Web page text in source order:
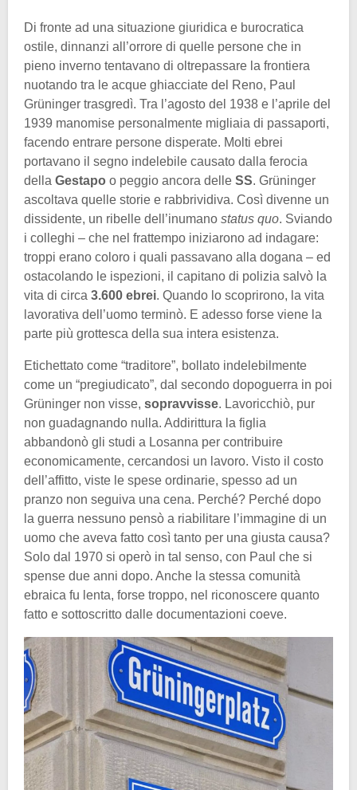
Di fronte ad una situazione giuridica e burocratica
ostile, dinnanzi all’orrore di quelle persone che in
pieno inverno tentavano di oltrepassare la frontiera
nuotando tra le acque ghiacciate del Reno, Paul
Grüninger trasgredì. Tra l’agosto del 1938 e l’aprile del
1939 manomise personalmente migliaia di passaporti,
facendo entrare persone disperate. Molti ebrei
portavano il segno indelebile causato dalla ferocia
della Gestapo o peggio ancora delle SS. Grüninger
ascoltava quelle storie e rabbrividiva. Così divenne un
dissidente, un ribelle dell’inumano status quo. Sviando
i colleghi – che nel frattempo iniziarono ad indagare:
troppi erano coloro i quali passavano alla dogana – ed
ostacolando le ispezioni, il capitano di polizia salvò la
vita di circa 3.600 ebrei. Quando lo scoprirono, la vita
lavorativa dell’uomo terminò. E adesso forse viene la
parte più grottesca della sua intera esistenza.
Etichettato come “traditore”, bollato indelebilmente
come un “pregiudicato”, dal secondo dopoguerra in poi
Grüninger non visse, sopravvisse. Lavoricchiò, pur
non guadagnando nulla. Addirittura la figlia
abbandonò gli studi a Losanna per contribuire
economicamente, cercandosi un lavoro. Visto il costo
dell’affitto, viste le spese ordinarie, spesso ad un
pranzo non seguiva una cena. Perché? Perché dopo
la guerra nessuno pensò a riabilitare l’immagine di un
uomo che aveva fatto così tanto per una giusta causa?
Solo dal 1970 si operò in tal senso, con Paul che si
spense due anni dopo. Anche la stessa comunità
ebraica fu lenta, forse troppo, nel riconoscere quanto
fatto e sottoscritto dalle documentazioni coeve.